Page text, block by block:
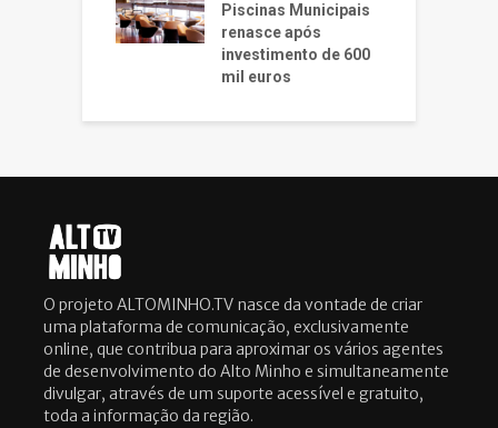
Piscinas Municipais
renasce após
investimento de 600
mil euros
O projeto ALTOMINHO.TV nasce da vontade de criar
uma plataforma de comunicação, exclusivamente
online, que contribua para aproximar os vários agentes
de desenvolvimento do Alto Minho e simultaneamente
divulgar, através de um suporte acessível e gratuito,
toda a informação da região.